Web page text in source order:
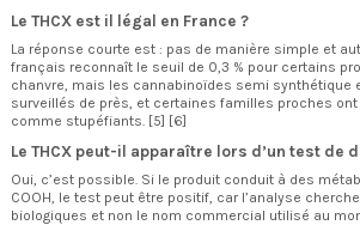
Le THCX est il légal en France ?
La réponse courte est : pas de manière simple et
français reconnaît le seuil de 0,3 % pour certains
chanvre, mais les cannabinoïdes semi synthétique
surveillés de près, et certaines familles proches
comme stupéfiants. [5] [6]
Le THCX peut-il apparaître lors d’un test de
Oui, c’est possible. Si le produit conduit à des
COOH, le test peut être positif, car l’analyse
biologiques et non le nom commercial utilisé au